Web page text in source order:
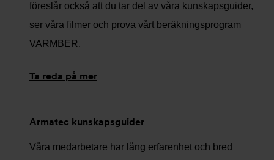
föreslår också att du tar del av våra kunskapsguider,
ser våra filmer och prova vårt beräkningsprogram
VARMBER.
Ta reda på mer
Armatec kunskapsguider
Våra medarbetare har lång erfarenhet och bred